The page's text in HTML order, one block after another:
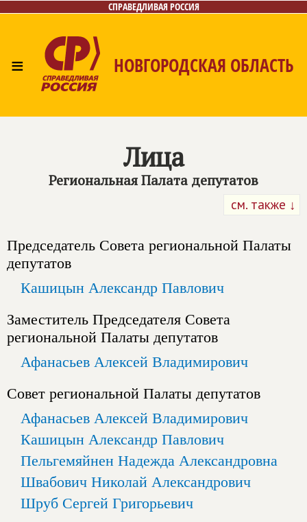
СПРАВЕДЛИВАЯ РОССИЯ
≡ НОВГОРОДСКАЯ ОБЛАСТЬ
Контакты
Лица
Региональная Палата депутатов
см. также ↓
Председатель Совета региональной Палаты
депутатов
Кашицын Александр Павлович
Заместитель Председателя Совета
региональной Палаты депутатов
Афанасьев Алексей Владимирович
Совет региональной Палаты депутатов
Афанасьев Алексей Владимирович
Кашицын Александр Павлович
Пельгемяйнен Надежда Александровна
Швабович Николай Александрович
Шруб Сергей Григорьевич